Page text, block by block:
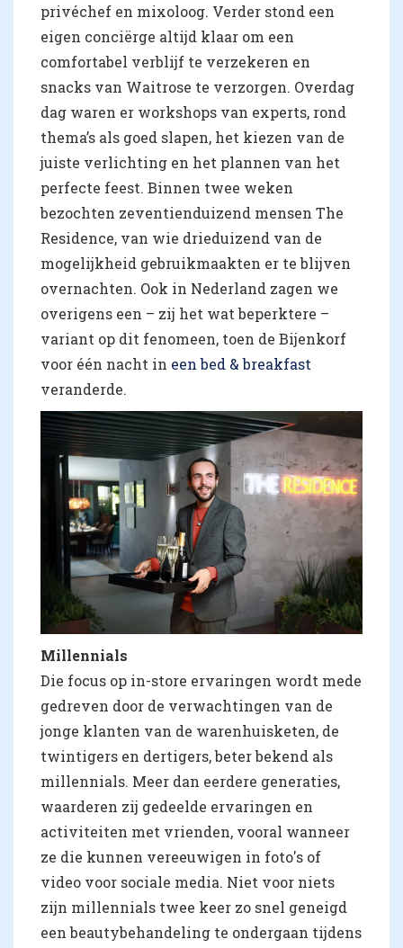
privéchef en mixoloog. Verder stond een
eigen conciërge altijd klaar om een
comfortabel verblijf te verzekeren en
snacks van Waitrose te verzorgen. Overdag
dag waren er workshops van experts, rond
thema’s als goed slapen, het kiezen van de
juiste verlichting en het plannen van het
perfecte feest. Binnen twee weken
bezochten zeventienduizend mensen The
Residence, van wie drieduizend van de
mogelijkheid gebruikmaakten er te blijven
overnachten. Ook in Nederland zagen we
overigens een – zij het wat beperktere –
variant op dit fenomeen, toen de Bijenkorf
voor één nacht in een bed & breakfast
veranderde.
Millennials
Die focus op in-store ervaringen wordt mede
gedreven door de verwachtingen van de
jonge klanten van de warenhuisketen, de
twintigers en dertigers, beter bekend als
millennials. Meer dan eerdere generaties,
waarderen zij gedeelde ervaringen en
activiteiten met vrienden, vooral wanneer
ze die kunnen vereeuwigen in foto's of
video voor sociale media. Niet voor niets
zijn millennials twee keer zo snel geneigd
een beautybehandeling te ondergaan tijdens